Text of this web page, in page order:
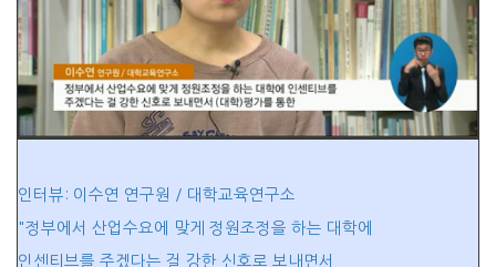
인터뷰: 이수연 연구원 / 대학교육연구소
"정부에서 산업수요에 맞게 정원조정을 하는 대학에
인센티브를 주겠다는 걸 강한 신호로 보내면서